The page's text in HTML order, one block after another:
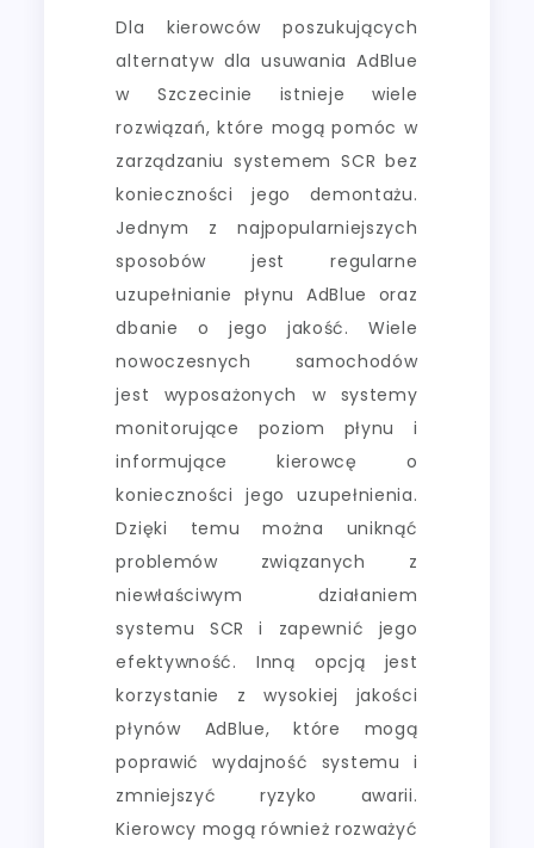
Dla kierowców poszukujących
alternatyw dla usuwania AdBlue
w Szczecinie istnieje wiele
rozwiązań, które mogą pomóc w
zarządzaniu systemem SCR bez
konieczności jego demontażu.
Jednym z najpopularniejszych
sposobów jest regularne
uzupełnianie płynu AdBlue oraz
dbanie o jego jakość. Wiele
nowoczesnych samochodów
jest wyposażonych w systemy
monitorujące poziom płynu i
informujące kierowcę o
konieczności jego uzupełnienia.
Dzięki temu można uniknąć
problemów związanych z
niewłaściwym działaniem
systemu SCR i zapewnić jego
efektywność. Inną opcją jest
korzystanie z wysokiej jakości
płynów AdBlue, które mogą
poprawić wydajność systemu i
zmniejszyć ryzyko awarii.
Kierowcy mogą również rozważyć